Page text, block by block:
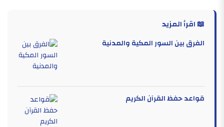
📖 اقرأ المزيد
الفرق بين السور المكية والمدنية
قواعد حفظ القرآن الكريم